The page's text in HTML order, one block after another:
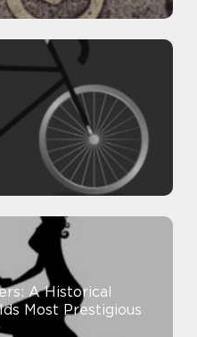
A Historical
Most Prestigious